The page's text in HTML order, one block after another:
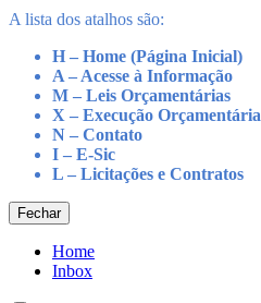
A lista dos atalhos são:
H – Home (Página Inicial)
A – Acesse à Informação
M – Leis Orçamentárias
X – Execução Orçamentária
N – Contato
I – E-Sic
L – Licitações e Contratos
Fechar
Home
Inbox